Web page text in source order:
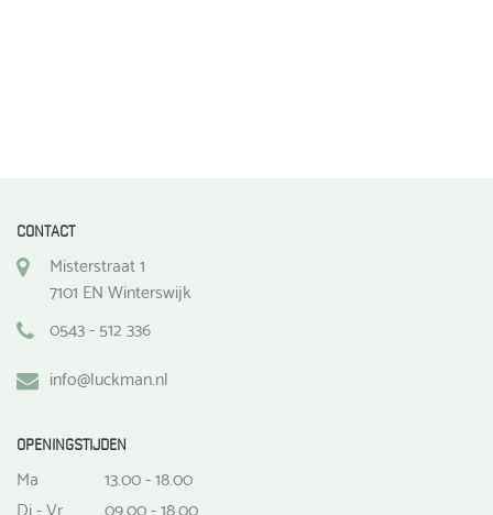
CONTACT
Misterstraat 1
7101 EN Winterswijk
0543 - 512 336
info@luckman.nl
OPENINGSTIJDEN
Ma
13.00 - 18.00
Di - Vr
09.00 - 18.00